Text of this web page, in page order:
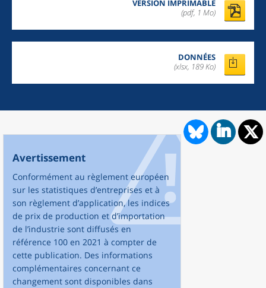
VERSION IMPRIMABLE
(pdf, 1 Mo)
DONNÉES
(xlsx, 189 Ko)
Avertissement
Conformément au règlement européen
sur les statistiques d’entreprises et à
son règlement d’application, les indices
de prix de production et d’importation
de l’industrie sont diffusés en
référence 100 en 2021 à compter de
cette publication. Des informations
complémentaires concernant ce
changement sont disponibles dans